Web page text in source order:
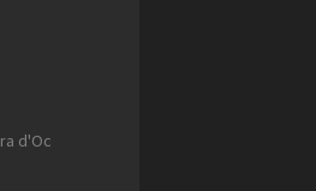
d'Oc